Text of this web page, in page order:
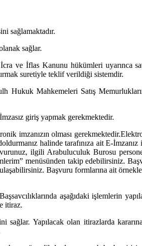
sağlamaktadır.
sağlar.
ve İflas Kanunu hükümleri uyarınca
suretiyle teklif verildiği sistemdir.
Mahkemeleri Satış
giriş yapmak gerekmektedir.
imzanızın olması
halinde tarafınıza ait E-İmzanız
ilgili Arabuluculuk Burosu
menüsünden takip edebilirsiniz.
Başvuru formlarına ait
aşağıdaki işlemlerin
itiraz.
Yapılacak olan itirazlarda